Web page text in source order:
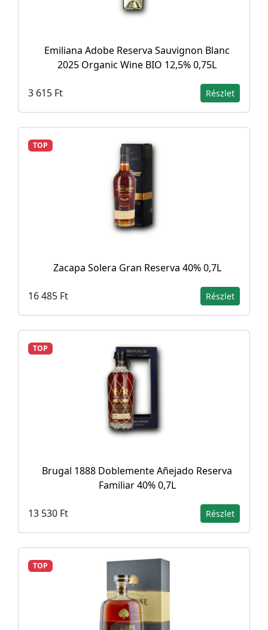
Emiliana Adobe Reserva Sauvignon Blanc
2025 Organic Wine BIO 12,5% 0,75L
3 615 Ft Részlet
TOP
Zacapa Solera Gran Reserva 40% 0,7L
16 485 Ft Részlet
TOP
Brugal 1888 Doblemente Añejado Reserva
Familiar 40% 0,7L
13 530 Ft Részlet
TOP